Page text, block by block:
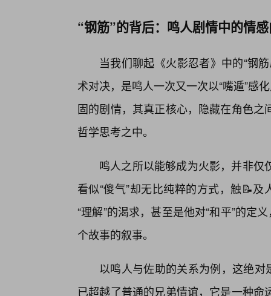
“钢筋”的背后：鸣人剧情中的情
当我们聊起《火影忍者》中的“钢
术对决，是鸣人一次又一次以“嘴遁”感
固的剧情，其真正核心，隐藏在角色
哲学思考之中。
鸣人之所以能够成为火影，并非
看似“傻气”却无比纯粹的方式，触📝
“理解”的渴求，甚至是他对“和平”的定
个故事的叙事。
以鸣人与佐助的关系为例，这绝
已超越了普通的兄弟情谊，它是一种